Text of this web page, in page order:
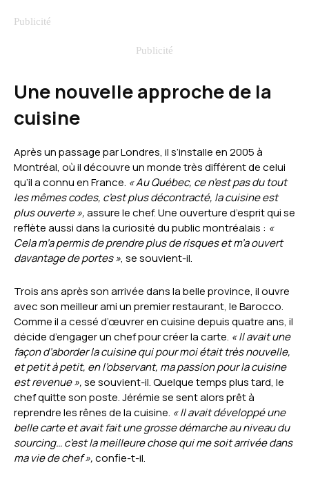
Une nouvelle approche de la
cuisine
Après un passage par Londres, il s’installe en 2005 à
Montréal, où il découvre un monde très différent de celui
qu’il a connu en France. « Au Québec, ce n’est pas du tout
les mêmes codes, c’est plus décontracté, la cuisine est
plus ouverte »,assure le chef. Une ouverture d’esprit qui se
reflète aussi dans la curiosité du public montréalais : «
Cela m’a permis de prendre plus de risques et m’a ouvert
davantage de portes », se souvient-il.
Trois ans après son arrivée dans la belle province, il ouvre
avec son meilleur ami un premier restaurant, le Barocco.
Comme il a cessé d’œuvrer en cuisine depuis quatre ans, il
décide d’engager un chef pour créer la carte. « Il avait une
façon d’aborder la cuisine qui pour moi était très nouvelle,
et petit à petit, en l’observant, ma passion pour la cuisine
est revenue »,se souvient-il. Quelque temps plus tard, le
chef quitte son poste. Jérémie se sent alors prêt à
reprendre les rênes de la cuisine. « Il avait développé une
belle carte et avait fait une grosse démarche au niveau du
sourcing… c’est la meilleure chose qui me soit arrivée dans
ma vie de chef »,confie-t-il.